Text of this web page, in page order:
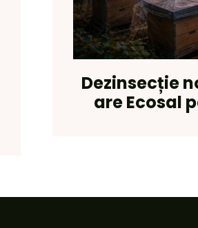
Dezinsecție
are Ecosal